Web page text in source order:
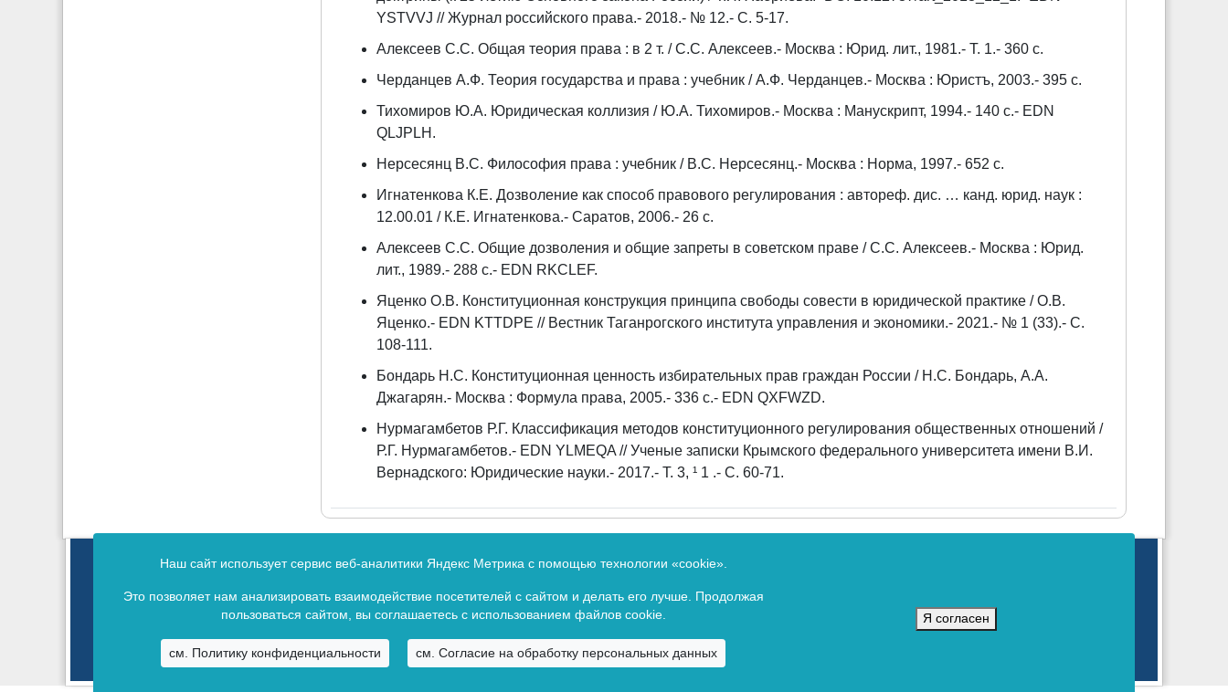
YSTVVJ // Журнал российского права.- 2018.- № 12.- С. 5-17.
Алексеев С.С. Общая теория права : в 2 т. / С.С. Алексеев.- Москва : Юрид. лит., 1981.- Т. 1.- 360 с.
Черданцев А.Ф. Теория государства и права : учебник / А.Ф. Черданцев.- Москва : Юристъ, 2003.- 395 с.
Тихомиров Ю.А. Юридическая коллизия / Ю.А. Тихомиров.- Москва : Манускрипт, 1994.- 140 c.- EDN
QLJPLH.
Нерсесянц В.С. Философия права : учебник / В.С. Нерсесянц.- Москва : Норма, 1997.- 652 c.
Игнатенкова К.Е. Дозволение как способ правового регулирования : автореф. дис. … канд. юрид. наук :
12.00.01 / К.Е. Игнатенкова.- Саратов, 2006.- 26 с.
Алексеев С.С. Общие дозволения и общие запреты в советском праве / С.С. Алексеев.- Москва : Юрид.
лит., 1989.- 288 с.- EDN RKCLEF.
Яценко О.В. Конституционная конструкция принципа свободы совести в юридической практике / О.В.
Яценко.- EDN KTTDPE // Вестник Таганрогского института управления и экономики.- 2021.- № 1 (33).- С.
108-111.
Бондарь Н.С. Конституционная ценность избирательных прав граждан России / Н.С. Бондарь, А.А.
Джагарян.- Москва : Формула права, 2005.- 336 c.- EDN QXFWZD.
Нурмагамбетов Р.Г. Классификация методов конституционного регулирования общественных отношений /
Р.Г. Нурмагамбетов.- EDN YLMEQA // Ученые записки Крымского федерального университета имени В.И.
Вернадского: Юридические науки.- 2017.- Т. 3, ¹ 1 .- С. 60-71.
Наш сайт использует сервис веб-аналитики Яндекс Метрика с помощью технологии «cookie».
Это позволяет нам анализировать взаимодействие посетителей с сайтом и делать его лучше. Продолжая
пользоваться сайтом, вы соглашаетесь с использованием файлов cookie.
см. Политику конфиденциальности см. Согласие на обработку персональных данных
Я согласен
Издание зарегистрировано в Федеральной службе по надзору в сфере связи и массовых коммуникаций (Роскомнадзор).
Байкальский государственный университет